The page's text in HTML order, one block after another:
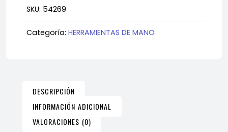
PIEZAS
CON
SKU: 54269
Categoría: HERRAMIENTAS DE MANO
DESCRIPCIÓN
INFORMACIÓN ADICIONAL
VALORACIONES (0)